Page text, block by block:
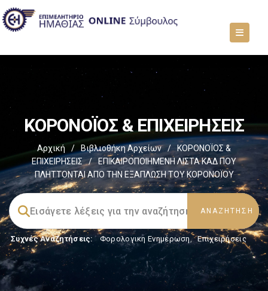
ΚΟΡΟΝΟΪΟΣ & ΕΠΙΧΕΙΡΗΣΕΙΣ
Αρχική / Βιβλιοθήκη Αρχείων /
ΚΟΡΟΝΟΪΟΣ &
ΕΠΙΧΕΙΡΗΣΕΙΣ
/
ΕΠΙΚΑΙΡΟΠΟΙΗΜΕΝΗ ΛΙΣΤΑ ΚΑΔ ΠΟΥ
ΠΛΗΤΤΟΝΤΑΙ ΑΠΟ ΤΗΝ ΕΞΑΠΛΩΣΗ ΤΟΥ ΚΟΡΟΝΟΪΟΥ
Συχνές Αναζητήσεις: Φορολογικη Ενημέρωση, Επιχειρήσεις